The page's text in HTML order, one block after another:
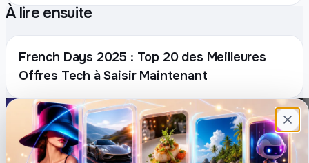
À lire ensuite
French Days 2025 : Top 20 des Meilleures
Offres Tech à Saisir Maintenant
Plateforme française de création de
contenu avec l’IA. Demandez, Roboto crée.